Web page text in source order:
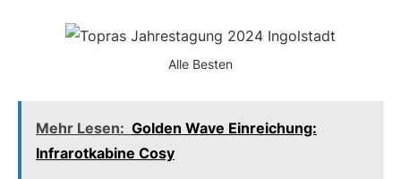
Alle Besten
Mehr Lesen: Golden Wave Einreichung:
Infrarotkabine Cosy